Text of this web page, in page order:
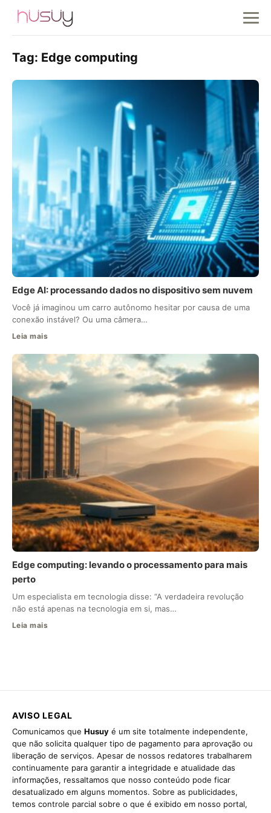
Tag: Edge computing
Edge AI: processando dados no dispositivo sem nuvem
Você já imaginou um carro autônomo hesitar por causa de uma
conexão instável? Ou uma câmera…
Leia mais
Edge computing: levando o processamento para mais
perto
Um especialista em tecnologia disse: “A verdadeira revolução
não está apenas na tecnologia em si, mas…
Leia mais
AVISO LEGAL
Comunicamos que Husuy é um site totalmente independente,
que não solicita qualquer tipo de pagamento para aprovação ou
liberação de serviços. Apesar de nossos redatores trabalharem
continuamente para garantir a integridade e atualidade das
informações, ressaltamos que nosso conteúdo pode ficar
desatualizado em alguns momentos. Sobre as publicidades,
temos controle parcial sobre o que é exibido em nosso portal,